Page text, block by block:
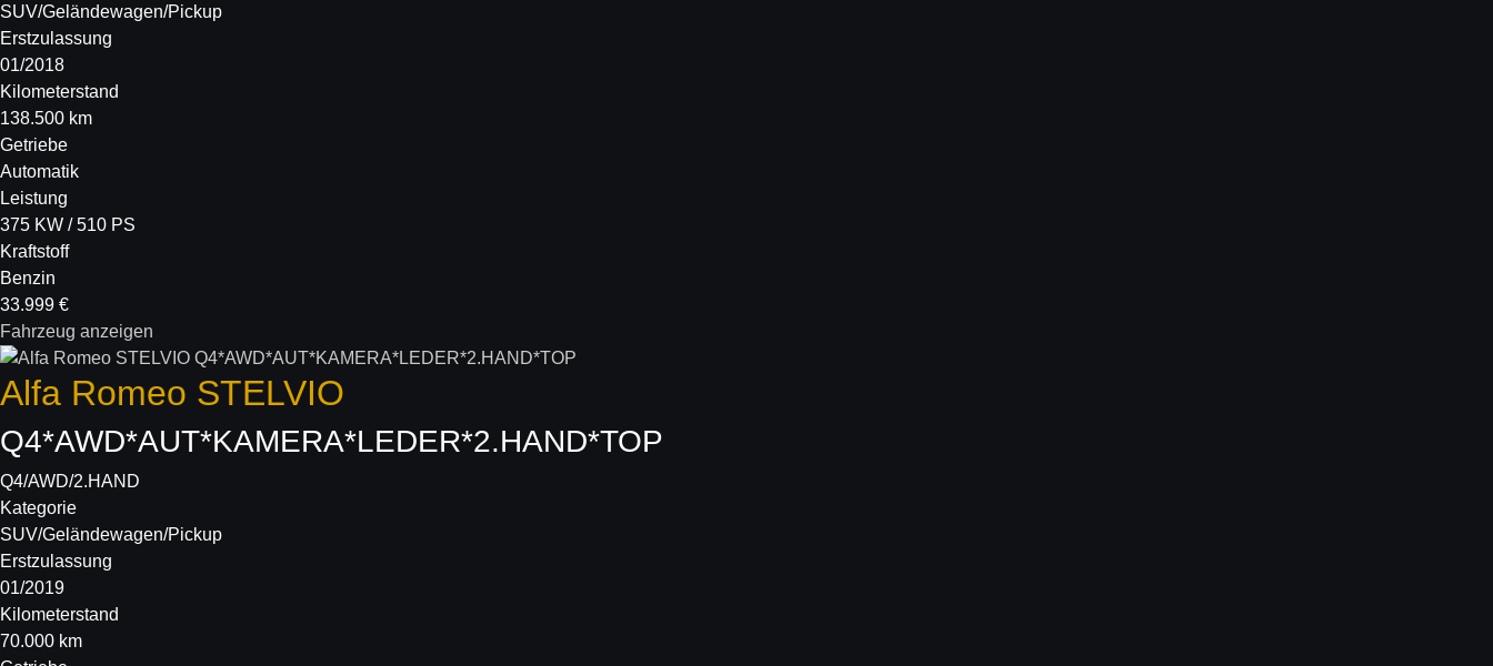
SUV/Geländewagen/Pickup
Erstzulassung
01/2018
Kilometerstand
138.500 km
Getriebe
Automatik
Leistung
375 KW / 510 PS
Kraftstoff
Benzin
33.999 €
Fahrzeug anzeigen
Alfa Romeo STELVIO
Q4*AWD*AUT*KAMERA*LEDER*2.HAND*TOP
Q4/AWD/2.HAND
Kategorie
SUV/Geländewagen/Pickup
Erstzulassung
01/2019
Kilometerstand
70.000 km